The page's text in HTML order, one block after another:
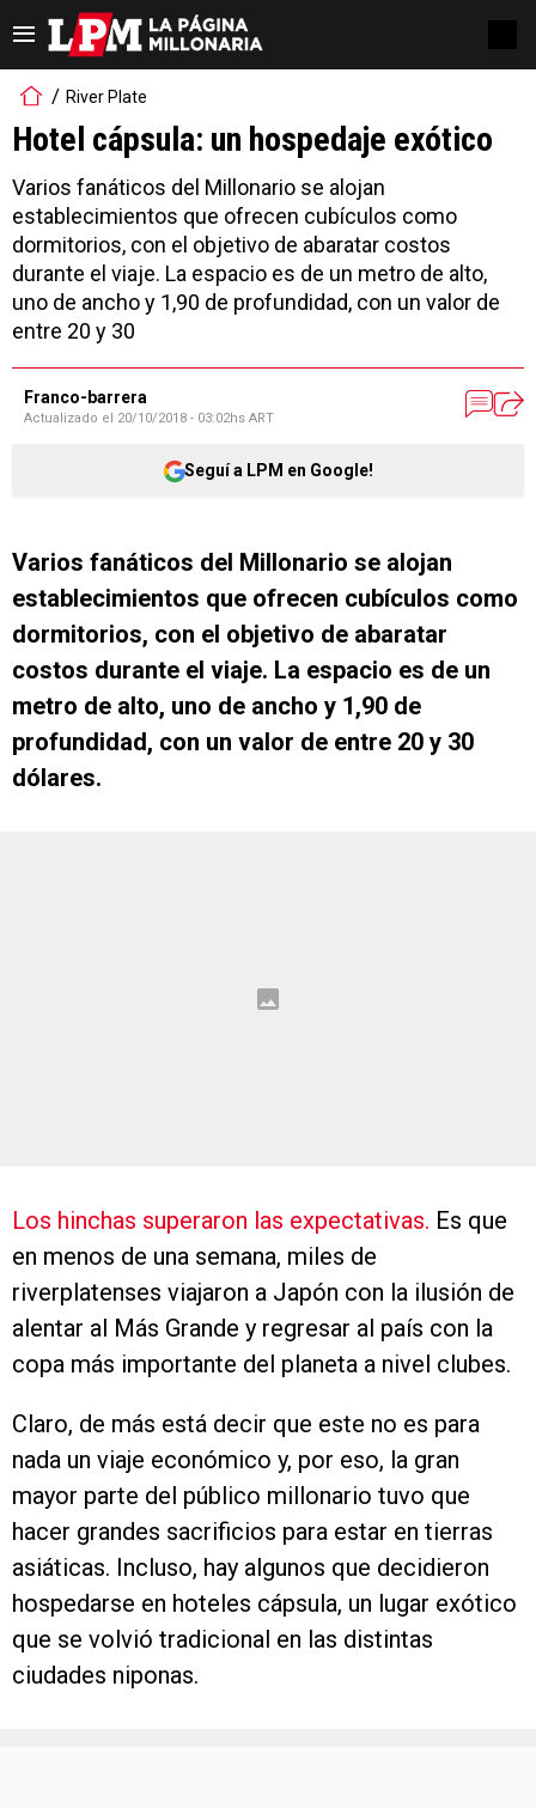
River Plate
Hotel cápsula: un hospedaje exótico
Varios fanáticos del Millonario se alojan
establecimientos que ofrecen cubículos como
dormitorios, con el objetivo de abaratar costos
durante el viaje. La espacio es de un metro de alto,
uno de ancho y 1,90 de profundidad, con un valor de
entre 20 y 30
Franco-barrera
Actualizado el 20/10/2018 - 03:02hs ART
Seguí a LPM en Google!
Varios fanáticos del Millonario se alojan
establecimientos que ofrecen cubículos como
dormitorios, con el objetivo de abaratar
costos durante el viaje. La espacio es de un
metro de alto, uno de ancho y 1,90 de
profundidad, con un valor de entre 20 y 30
dólares.
Los hinchas superaron las expectativas. Es que
en menos de una semana, miles de
riverplatenses viajaron a Japón con la ilusión de
alentar al Más Grande y regresar al país con la
copa más importante del planeta a nivel clubes.
Claro, de más está decir que este no es para
nada un viaje económico y, por eso, la gran
mayor parte del público millonario tuvo que
hacer grandes sacrificios para estar en tierras
asiáticas. Incluso, hay algunos que decidieron
hospedarse en hoteles cápsula, un lugar exótico
que se volvió tradicional en las distintas
ciudades niponas.